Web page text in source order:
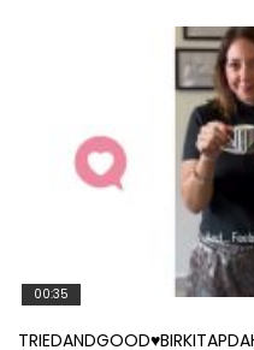
00:35